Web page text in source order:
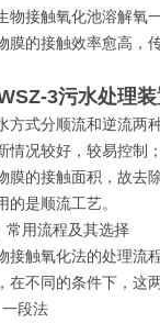
物接触氧化池溶解氧
膜的接触效率愈高，
3污水处理
方式分顺流和逆流两
情况较好，较易控制
膜的接触面积，故去
的是顺流工艺。
用流程及其选择
接触氧化法的处理流
在不同的条件下，这
一段法